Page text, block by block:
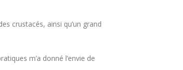
crustacés, ainsi qu’un grand
m’a donné l’envie de